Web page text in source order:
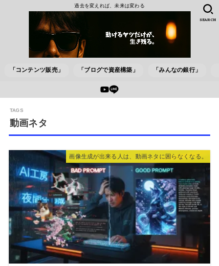
過去を変えれば、未来は変わる
「コンテンツ販売」 「ブログで資産構築」 「みんなの銀行」
SEARCH
動画ネタ
画像生成が出来る人は、動画ネタに困らなくなる。